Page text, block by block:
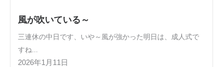
風が吹いている～
三連休の中日です、いや～風が強かった明日は、成人式で
すね...
2026年1月11日